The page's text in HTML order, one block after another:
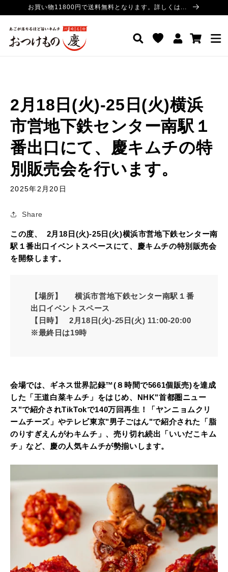
ンツにお買い物11800円で送料無料となります。詳しくは...
グ
イ
ー
2月18日(火)-25日(火)横浜
市営地下鉄センター南駅１
番出口にて、慶キムチの特
別販売会を行います。
2025年2月20日
Share
この度、 2月18日(火)-25日(火)横浜市営地下鉄センター南
駅１番出口イベントスペースにて、慶キムチの特別販売会
を開祭します。
【場所】
横浜市営地下鉄センター南駅１番
出口イベントスペース
【日時】2月18日(火)-25日(火) 11:00-20:00
※最終日は19時
会場では、ギネス世界記録™️(８時間で5661個販売)を達成
した「王道白菜キムチ」をはじめ、NHK"首都圏ニュー
ス"で紹介されTikTokで140万回再生！「ヤンニョムクリ
ームチーズ」やテレビ東京"男子ごはん"で紹介された「脂
のりすぎえんがわキムチ」、売り切れ続出「いいだこキム
チ」など、慶の人気キムチが勢揃いします。